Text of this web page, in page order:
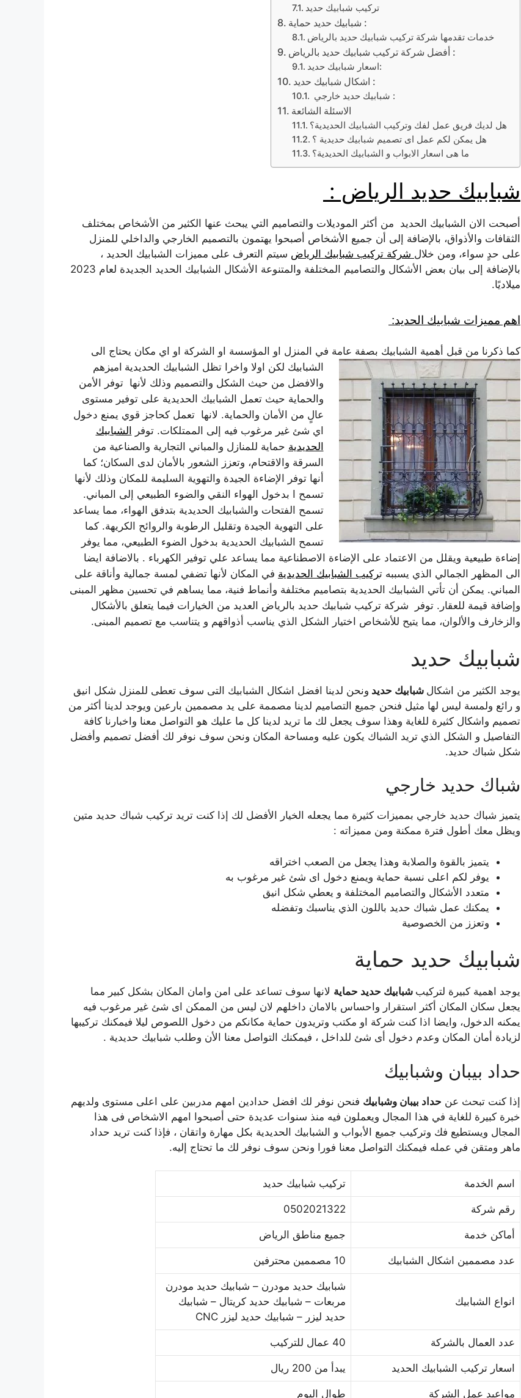
تركيب شبابيك حديد
شبابيك حديد حماية :
أفضل شركة تركيب شبابيك حديد بالرياض :
اسعار شبابيك حديد:
اشكال شبابيك حديد :
شبابيك حديد خارجي :
الاسئلة الشائعة
هل لديك فريق عمل لفك وتركيب الشبابيك الحديدية؟
هل يمكن لكم عمل اى تصميم شبابيك حديدية ؟
ما هى اسعار الابواب و الشبابيك الحديدية؟
شبابيك حديد الرياض :
أصبحت الان الشبابيك الحديد من أكثر الموديلات والتصاميم التي يبحث عنها الكثير من الأشخاص بمختلف
الثقافات والأذواق، بالإضافة إلى أن جميع الأشخاص أصبحوا يهتمون بالتصميم الخارجي والداخلي للمنزل
على حدٍ سواء، ومن خلال شركة تركيب شبابيك الرياض سيتم التعرف على مميزات الشبابيك الحديد ،
بالإضافة إلى بيان بعض الأشكال والتصاميم المختلفة والمتنوعة الأشكال الشبابيك الحديد الجديدة لعام 2023
ميلاديًا.
اهم مميزات شبابيك الحديد:
كما ذكرنا من قبل أهمية الشبابيك بصفة عامة في المنزل او المؤسسة او الشركة او اي مكان يحتاج الى
الشبابيك لكن اولا واخرا تظل الشبابيك الحديدية اميزهم
والافضل من حيث الشكل والتصميم وذلك لأنها توفر الأمن
والحماية حيثتعمل الشبابيك الحديدية على توفير مستوى
عالٍ من الأمان والحماية. لانها تعمل كحاجز قوي يمنع دخول
اي شئ غير مرغوب فيه إلى الممتلكات. توفر
الشبابيك
الحديدية حماية للمنازل والمباني التجارية والصناعية من
السرقة والاقتحام، وتعزز الشعور بالأمان لدى السكان؛ كما
أنها توفر الإضاءة الجيدة والتهوية السليمة للمكان وذلك لأنها
تسمح ا بدخول الهواء النقي والضوء الطبيعي إلى المباني.
تسمح الفتحات والشبابيك الحديدية بتدفق الهواء، مما يساعد
على التهوية الجيدة وتقليل الرطوبة والروائح الكريهة. كما
تسمح الشبابيك الحديدية بدخول الضوء الطبيعي، مما يوفر
إضاءة طبيعية ويقلل من الاعتماد على الإضاءة الاصطناعية مما يساعد علي توفير الكهرباء . بالاضافة ايضا
الى المظهر الجمالي الذي يسببه تركيب الشبابيك الحديدية في المكان لأنها تضفي لمسة جمالية وأناقة على
المباني. يمكن أن تأتي الشبابيك الحديدية بتصاميم مختلفة وأنماط فنية، مما يساهم في تحسين مظهر المبنى
وإضافة قيمة للعقار. توفر شركة تركيب شبابيك حديد بالرياض العديد من الخيارات فيما يتعلق بالأشكال
والزخارف والألوان، مما يتيح للأشخاص اختيار الشكل الذي يناسب أذواقهم و يتناسب مع تصميم المبنى.
شبابيك حديد
يوجد الكثير من اشكال شبابيك حديد ونحن لدينا افضل اشكال الشبابيك التى سوف تعطى للمنزل شكل انيق
و رائع ولمسة ليس لها مثيل فنحن جميع التصاميم لدينا مصممة على يد مصممين بارعين ويوجد لدينا أكثر من
تصميم واشكال كثيرة للغاية وهذا سوف يجعل لك ما تريد لدينا كل ما عليك هو التواصل معنا واخبارنا كافة
التفاصيل و الشكل الذي تريد الشباك يكون عليه ومساحة المكان ونحن سوف نوفر لك أفضل تصميم وأفضل
شكل شباك حديد.
شباك حديد خارجي
يتميز شباك حديد خارجي بمميزات كثيرة مما يجعله الخيار الأفضل لك إذا كنت تريد تركيب شباك حديد متين
ويظل معك أطول فترة ممكنة ومن مميزاته :
يتميز بالقوة والصلابة وهذا يجعل من الصعب اختراقه
يوفر لكم اعلى نسبة حماية ويمنع دخول اى شئ غير مرغوب به
متعدد الأشكال والتصاميم المختلفة و يعطي شكل انيق
يمكنك عمل شباك حديد باللون الذي يناسبك وتفضله
وتعزز من الخصوصية
شبابيك حديد حماية
يوجد اهمية كبيرة لتركيب شبابيك حديد حماية لانها سوف تساعد على امن وامان المكان بشكل كبير مما
يجعل سكان المكان أكثر استقرار واحساس بالامان داخلهم لان ليس من الممكن اى شئ غير مرغوب فيه
يمكنه الدخول، وايضا اذا كنت شركة او مكتب وتريدون حماية مكانكم من دخول اللصوص ليلا فيمكنك تركيبها
لزيادة أمان المكان وعدم دخول أى شئ للداخل ، فيمكنك التواصل معنا الأن وطلب شبابيك حديدية .
حداد بيبان وشبابيك
إذا كنت تبحث عن حداد بيبان وشبابيك فنحن نوفر لك افضل حدادين امهم مدربين على اعلى مستوى ولديهم
خبرة كبيرة للغاية في هذا المجال ويعملون فيه منذ سنوات عديدة حتى أصبحوا امهم الاشخاص فى هذا
المجال ويستطيع فك وتركيب جميع الأبواب و الشبابيك الحديدية بكل مهارة واتقان ، فإذا كنت تريد حداد
ماهر ومتقن في عمله فيمكنك التواصل معنا فورا ونحن سوف نوفر لك ما تحتاج إليه.
اسم الخدمة تركيب شبابيك حديد
رقم شركة 0502021322
أماكن خدمة جميع مناطق الرياض
عدد مصممين اشكال الشبابيك 10 مصممين محترفين
انواع الشبابيك
شبابيك حديد مودرن – شبابيك حديد مودرن
مربعات – شبابيك حديد كريتال – شبابيك
حديد ليزر – شبابيك حديد ليزر CNC
عدد العمال بالشركة 40 عمال للتركيب
اسعار تركيب الشبابيك الحديد يبدأ من 200 ريال
مواعيد عمل الشركة طوال اليوم